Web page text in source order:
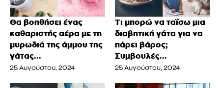
Θα βοηθήσει ένας
καθαριστής αέρα με τη
μυρωδιά της άμμου της
γάτας...
25 Αυγούστου, 2024
Τι μπορώ να ταΐσω μια
διαβητική γάτα για να
πάρει βάρος;
Συμβουλές...
25 Αυγούστου, 2024